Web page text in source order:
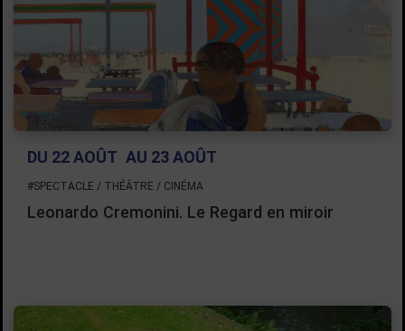
DU 22 AOÛT AU 23 AOÛT
#SPECTACLE / THÉÂTRE / CINÉMA
Leonardo Cremonini. Le Regard en miroir